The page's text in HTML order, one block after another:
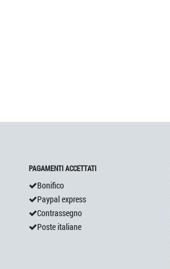
PAGAMENTI ACCETTATI
Bonifico
Paypal express
Contrassegno
Poste italiane